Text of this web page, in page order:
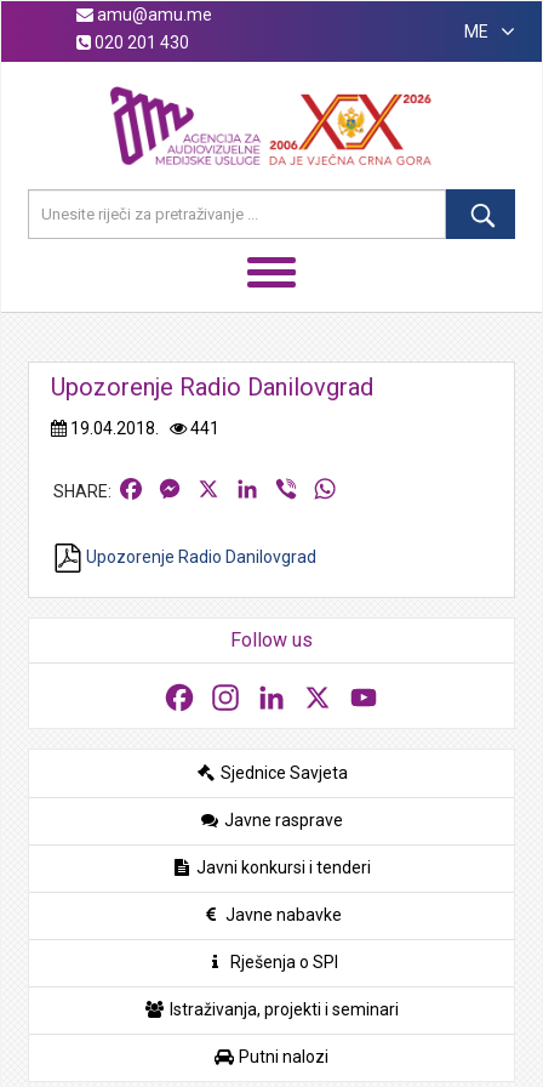
amu@amu.me
020 201 430
ME
Upozorenje Radio Danilovgrad
19.04.2018. 441
FacebookMessengerLinkedIn
Viber
Upozorenje Radio Danilovgrad
Follow us
FacebookInstagramLinkedIn
Sjednice Savjeta
Javne rasprave
Javni konkursi i tenderi
Javne nabavke
Rješenja o SPI
Istraživanja, projekti i seminari
Putni nalozi